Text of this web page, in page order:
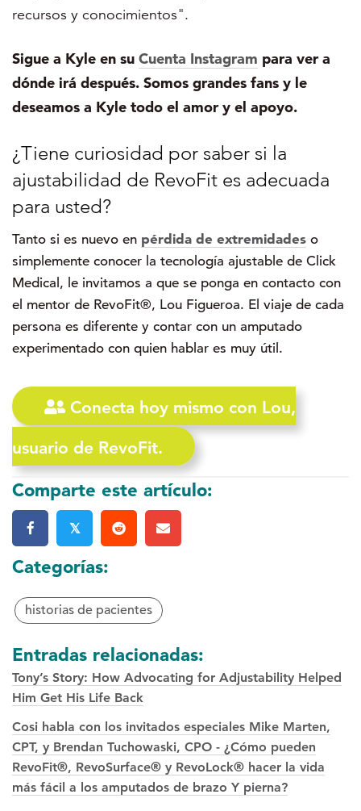
recursos y conocimientos".
Sigue a Kyle en su Cuenta Instagram para ver a
dónde irá después. Somos grandes fans y le
deseamos a Kyle todo el amor y el apoyo.
¿Tiene curiosidad por saber si la
ajustabilidad de RevoFit es adecuada
para usted?
Tanto si es nuevo en pérdida de extremidades o
simplemente conocer la tecnología ajustable de Click
Medical, le invitamos a que se ponga en contacto con
el mentor de RevoFit®, Lou Figueroa. El viaje de cada
persona es diferente y contar con un amputado
experimentado con quien hablar es muy útil.
Conecta hoy mismo con Lou,
usuario de RevoFit.
Comparte este artículo:
𝕏
Categorías:
historias de pacientes
Entradas relacionadas:
Tony’s Story: How Advocating for Adjustability Helped
Him Get His Life Back
Cosi habla con los invitados especiales Mike Marten,
CPT, y Brendan Tuchowaski, CPO - ¿Cómo pueden
RevoFit®, RevoSurface® y RevoLock® hacer la vida
más fácil a los amputados de brazo Y pierna?